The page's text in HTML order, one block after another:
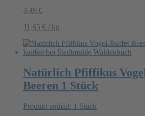
3,49 €
11,63 € / kg
Natürlich Pfiffikus
Beeren 1 Stück
Produkt enthält: 1 Stück